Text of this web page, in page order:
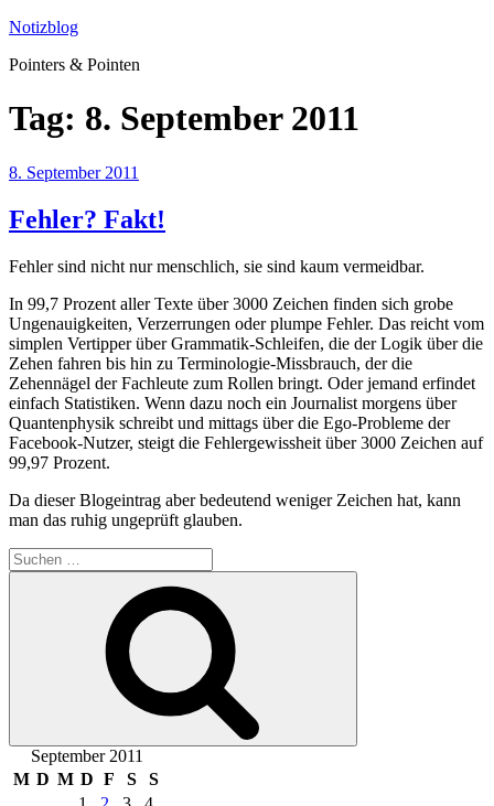
Zum
springen
Notizblog
Pointers & Pointen
Tag: 8. September 2011
Veröffentlicht
8. September 2011
Fehler? Fakt!
Fehler sind nicht nur menschlich, sie sind kaum vermeidbar.
In 99,7 Prozent aller Texte über 3000 Zeichen finden sich grobe
Ungenauigkeiten, Verzerrungen oder plumpe Fehler. Das reicht vom
simplen Vertipper über Grammatik-Schleifen, die der Logik über die
Zehen fahren bis hin zu Terminologie-Missbrauch, der die
Zehennägel der Fachleute zum Rollen bringt. Oder jemand erfindet
einfach Statistiken. Wenn dazu noch ein Journalist morgens über
Quantenphysik schreibt und mittags über die Ego-Probleme der
Facebook-Nutzer, steigt die Fehlergewissheit über 3000 Zeichen auf
99,97 Prozent.
Da dieser Blogeintrag aber bedeutend weniger Zeichen hat, kann
man das ruhig ungeprüft glauben.
Suchen
nach:
September 2011
M D M D F S
S